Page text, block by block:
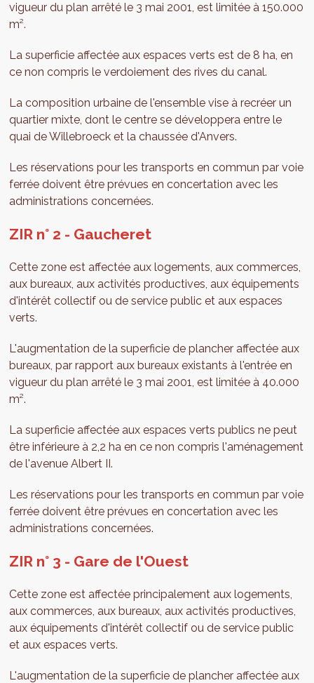
vigueur du plan arrêté le 3 mai 2001, est limitée à 150.000
m².
La superficie affectée aux espaces verts est de 8 ha, en
ce non compris le verdoiement des rives du canal.
La composition urbaine de l'ensemble vise à recréer un
quartier mixte, dont le centre se développera entre le
quai de Willebroeck et la chaussée d'Anvers.
Les réservations pour les transports en commun par voie
ferrée doivent être prévues en concertation avec les
administrations concernées.
ZIR n° 2 - Gaucheret
Cette zone est affectée aux logements, aux commerces,
aux bureaux, aux activités productives, aux équipements
d'intérêt collectif ou de service public et aux espaces
verts.
L'augmentation de la superficie de plancher affectée aux
bureaux, par rapport aux bureaux existants à l'entrée en
vigueur du plan arrêté le 3 mai 2001, est limitée à 40.000
m².
La superficie affectée aux espaces verts publics ne peut
être inférieure à 2,2 ha en ce non compris l'aménagement
de l'avenue Albert II.
Les réservations pour les transports en commun par voie
ferrée doivent être prévues en concertation avec les
administrations concernées.
ZIR n° 3 - Gare de l'Ouest
Cette zone est affectée principalement aux logements,
aux commerces, aux bureaux, aux activités productives,
aux équipements d'intérêt collectif ou de service public
et aux espaces verts.
L'augmentation de la superficie de plancher affectée aux